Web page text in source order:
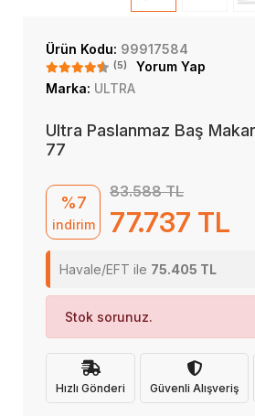
Ürün Kodu: 99917584
(5)
Yorum Yap
Marka: ULTRA
Ultra Paslanmaz Baş
77
%7
indirim
83.588 TL
77.737 TL
Havale/EFT ile 75.405 TL
Stok sorunuz.
Hızlı Gönderi Güvenli Alışveriş